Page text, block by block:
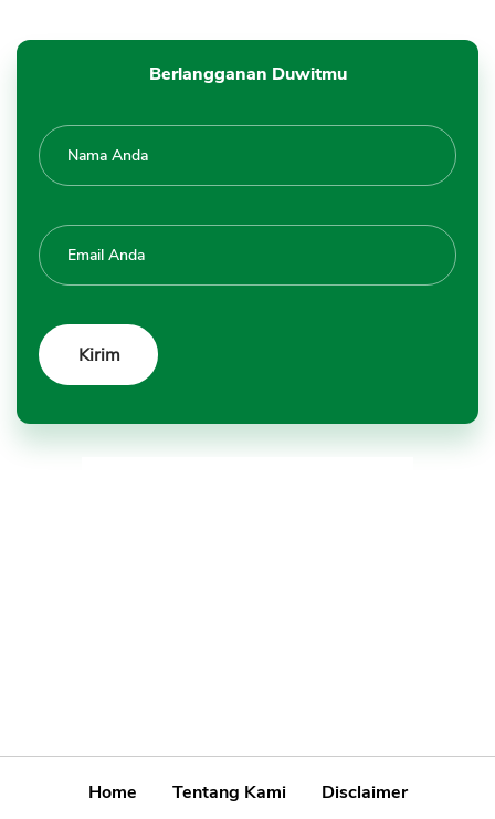
Berlangganan Duwitmu
Home Tentang Kami Disclaimer